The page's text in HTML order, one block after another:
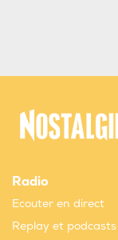
Radio
Ecouter en direct
Replay et podcasts